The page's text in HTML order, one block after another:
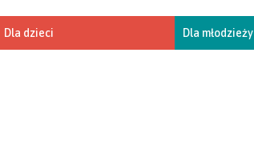
Dla dzieci Dla młodzieży